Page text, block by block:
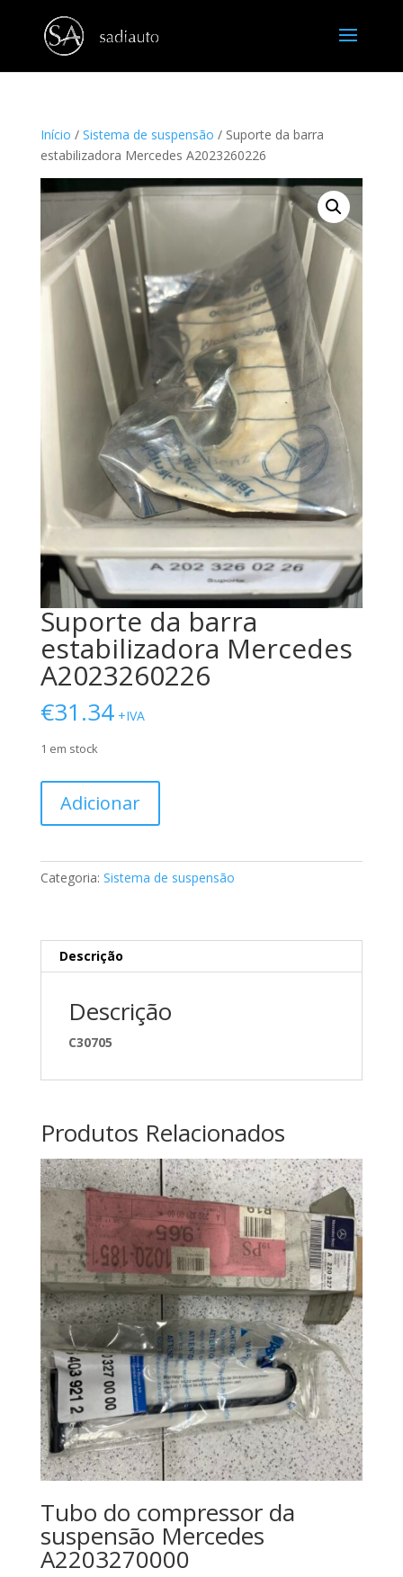
Início / Sistema de suspensão / Suporte da barra
estabilizadora Mercedes A2023260226
Suporte da barra
estabilizadora Mercedes
A2023260226
€31.34 +IVA
1 em stock
Suporte
barra
Adicionar
Categoria: Sistema de suspensão
Descrição
Descrição
C30705
Produtos Relacionados
Tubo do compressor da
suspensão Mercedes
A2203270000